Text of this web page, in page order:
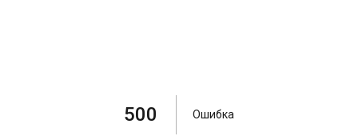
500 Ошибка